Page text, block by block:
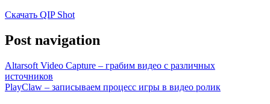
Скачать QIP Shot
Post navigation
Altarsoft Video Capture – грабим видео с различных
источников
PlayClaw – записываем процесс игры в видео ролик